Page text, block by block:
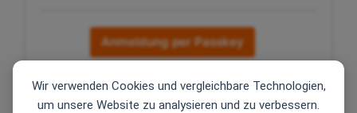
Wir verwenden Cookies und vergleichbare Technologien,
um unsere Website zu analysieren und zu verbessern.
Anmeldung per Passkey